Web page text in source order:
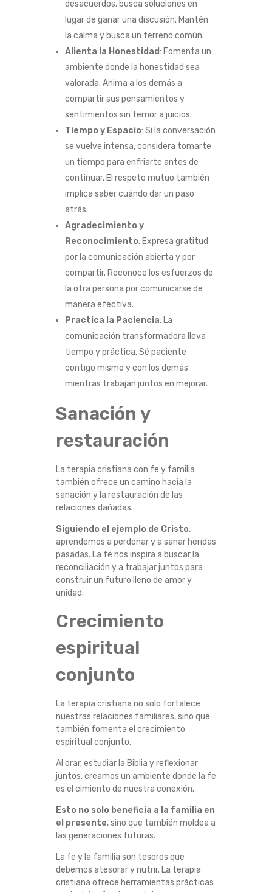
desacuerdos, busca soluciones en
lugar de ganar una discusión. Mantén
la calma y busca un terreno común.
Alienta la Honestidad: Fomenta un
ambiente donde la honestidad sea
valorada. Anima a los demás a
compartir sus pensamientos y
sentimientos sin temor a juicios.
Tiempo y Espacio: Si la conversación
se vuelve intensa, considera tomarte
un tiempo para enfriarte antes de
continuar. El respeto mutuo también
implica saber cuándo dar un paso
atrás.
Agradecimiento y
Reconocimiento: Expresa gratitud
por la comunicación abierta y por
compartir. Reconoce los esfuerzos de
la otra persona por comunicarse de
manera efectiva.
Practica la Paciencia: La
comunicación transformadora lleva
tiempo y práctica. Sé paciente
contigo mismo y con los demás
mientras trabajan juntos en mejorar.
Sanación y
restauración
La terapia cristiana con fe y familia
también ofrece un camino hacia la
sanación y la restauración de las
relaciones dañadas.
Siguiendo el ejemplo de Cristo,
aprendemos a perdonar y a sanar heridas
pasadas. La fe nos inspira a buscar la
reconciliación y a trabajar juntos para
construir un futuro lleno de amor y
unidad.
Crecimiento
espiritual
conjunto
La terapia cristiana no solo fortalece
nuestras relaciones familiares, sino que
también fomenta el crecimiento
espiritual conjunto.
Al orar, estudiar la Biblia y reflexionar
juntos, creamos un ambiente donde la fe
es el cimiento de nuestra conexión.
Esto no solo beneficia a la familia en
el presente, sino que también moldea a
las generaciones futuras.
La fe y la familia son tesoros que
debemos atesorar y nutrir. La terapia
cristiana ofrece herramientas prácticas